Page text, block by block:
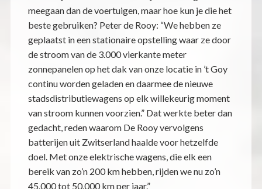
meegaan dan de voertuigen, maar hoe kun je die het
beste gebruiken? Peter de Rooy: “We hebben ze
geplaatst in een stationaire opstelling waar ze door
de stroom van de 3.000 vierkante meter
zonnepanelen op het dak van onze locatie in ’t Goy
continu worden geladen en daarmee de nieuwe
stadsdistributiewagens op elk willekeurig moment
van stroom kunnen voorzien.” Dat werkte beter dan
gedacht, reden waarom De Rooy vervolgens
batterijen uit Zwitserland haalde voor hetzelfde
doel. Met onze elektrische wagens, die elk een
bereik van zo’n 200 km hebben, rijden we nu zo’n
45.000 tot 50.000 km per jaar.”